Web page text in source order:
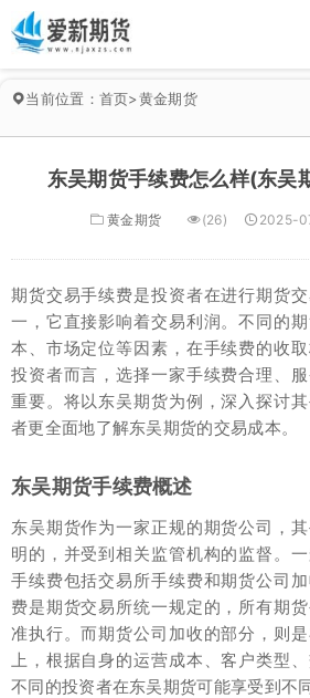
当前位置： 首页>黄金期货
东吴期货手续费怎么样(东吴
黄金期货 (26) 2025-
期货交易手续费是投资者在进行期货
一，它直接影响着交易利润。不同的
本、市场定位等因素，在手续费的收
投资者而言，选择一家手续费合理、
重要。将以东吴期货为例，深入探讨
者更全面地了解东吴期货的交易成本。
东吴期货手续费概述
东吴期货作为一家正规的期货公司，
明的，并受到相关监管机构的监督。
手续费包括交易所手续费和期货公司
费是期货交易所统一规定的，所有期
准执行。而期货公司加收的部分，则
上，根据自身的运营成本、客户类型、
不同的投资者在东吴期货可能享受到不